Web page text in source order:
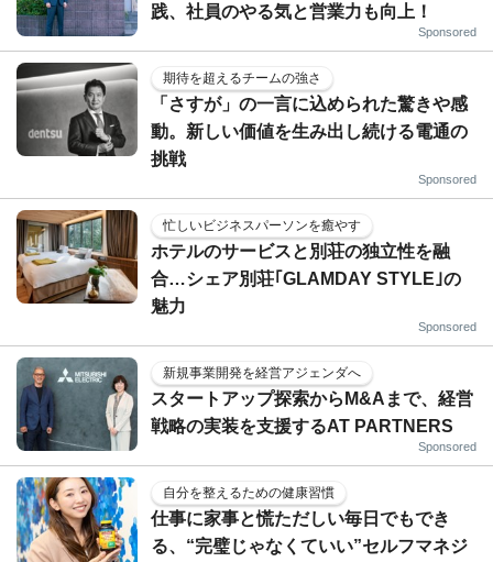
践、社員のやる気と営業力も向上！
Sponsored
期待を超えるチームの強さ
「さすが」の一言に込められた驚きや感
動。新しい価値を生み出し続ける電通の
挑戦
Sponsored
忙しいビジネスパーソンを癒やす
ホテルのサービスと別荘の独立性を融
合…シェア別荘｢GLAMDAY STYLE｣の
魅力
Sponsored
新規事業開発を経営アジェンダへ
スタートアップ探索からM&Aまで、経営
戦略の実装を支援するAT PARTNERS
Sponsored
自分を整えるための健康習慣
仕事に家事と慌ただしい毎日でもでき
る、“完璧じゃなくていい”セルフマネジ